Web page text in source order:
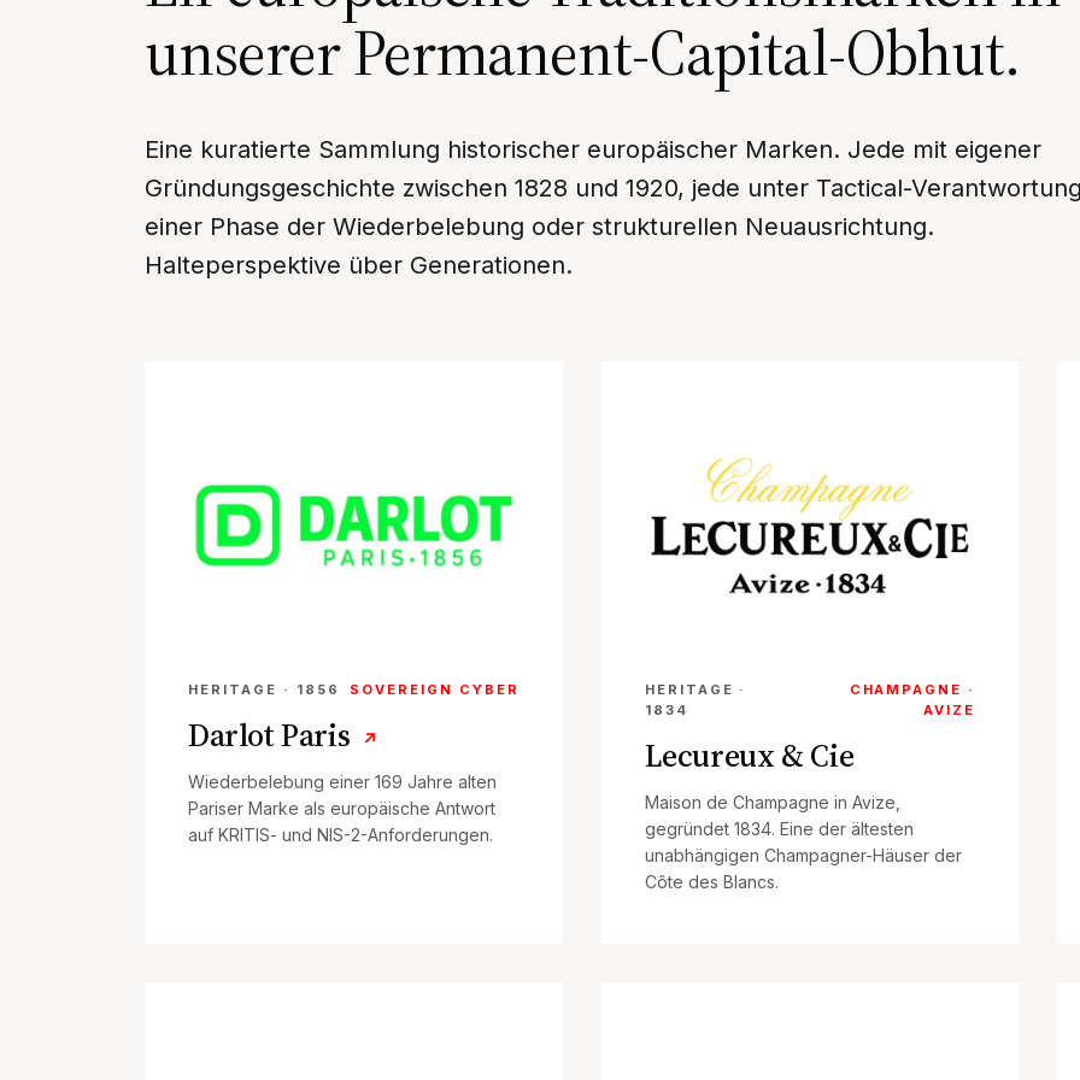
unserer Permanent-Capital-Obhut.
Eine kuratierte Sammlung historischer europäischer Marken. Jede mit eigener
Gründungsgeschichte zwischen 1828 und 1920, jede unter Tactical-
einer Phase der Wiederbelebung oder strukturellen Neuausrichtung.
Halteperspektive über Generationen.
HERITAGE · 1856 SOVEREIGN CYBER
Darlot Paris ↗
Wiederbelebung einer 169 Jahre alten
Pariser Marke als europäische Antwort
auf KRITIS- und NIS-2-Anforderungen.
HERITAGE ·
1834
CHAMPAGNE ·
AVIZE
Lecureux & Cie
Maison de Champagne in Avize,
gegründet 1834. Eine der ältesten
unabhängigen Champagner-Häuser der
Côte des Blancs.